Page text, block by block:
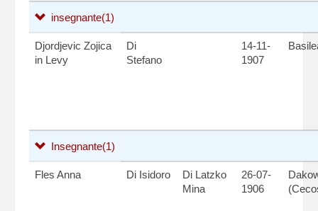
insegnante(1)
Djordjevic Zojica
in Levy
Di
Stefano
14-11-
1907
Insegnante(1)
Fles Anna Di Isidoro
Di Latzko
Mina
26-07-
1906